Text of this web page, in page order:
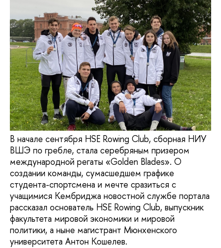
В начале сентября HSE Rowing Club, сборная НИУ
ВШЭ по гребле, стала серебряным призером
международной регаты «Golden Blades». О
создании команды, сумасшедшем графике
студента-спортсмена и мечте сразиться с
учащимися Кембриджа новостной службе портала
рассказал основатель HSE Rowing Club, выпускник
факультета мировой экономики и мировой
политики, а ныне магистрант Мюнхенского
университета Антон Кошелев.